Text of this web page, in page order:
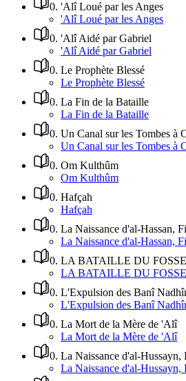
0. 'Alî Loué par les Anges
'Alî Loué par les Anges
0. 'Alî Aidé par Gabriel
'Alî Aidé par Gabriel
0. Le Prophète Blessé
Le Prophète Blessé
0. La Fin de la Bataille
La Fin de la Bataille
0. Un Canal sur les Tombes à
Un Canal sur les Tombes à
0. Om Kulthûm
Om Kulthûm
0. Hafçah
Hafçah
0. La Naissance d'al-Hassan,
La Naissance d'al-Hassan,
0. LA BATAILLE DU
LA BATAILLE DU
0. L'Expulsion des Banî
L'Expulsion des Banî
0. La Mort de la Mère de 'Alî
La Mort de la Mère de 'Alî
0. La Naissance d'al-
La Naissance d'al-